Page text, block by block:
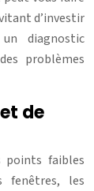
d’investir
diagnostic
problèmes
de
points faibles
fenêtres, les